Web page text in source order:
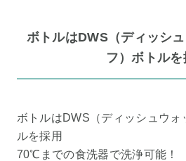
ボトルはDWS（ディッシ
フ）ボトルを
ボトルはDWS（ディッシュウォ
ルを採用
70℃までの食洗器で洗浄可能！